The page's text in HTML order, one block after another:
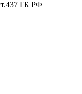
ГК РФ